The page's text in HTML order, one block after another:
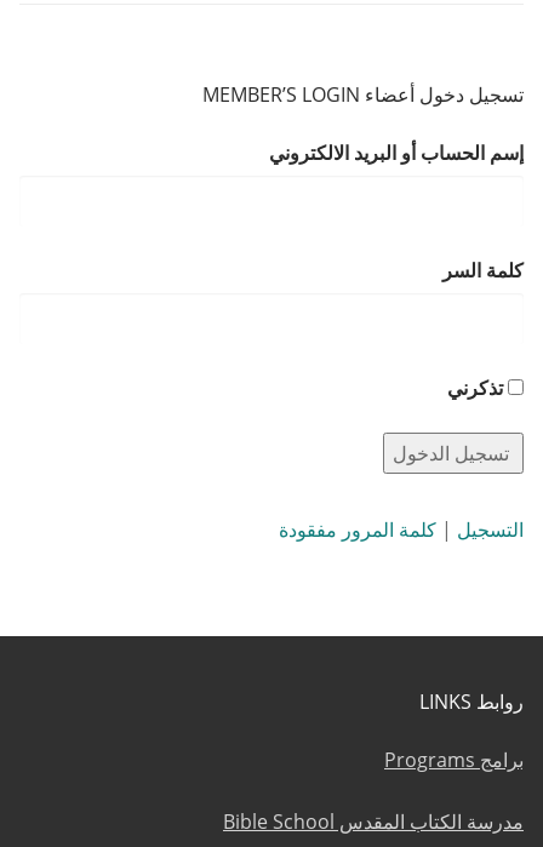
تسجيل دخول أعضاء MEMBER’S LOGIN
إسم الحساب أو البريد الالكتروني
كلمة السر
تذكرني
التسجيل | كلمة المرور مفقودة
روابط LINKS
برامج Programs
مدرسة الكتاب المقدس Bible School